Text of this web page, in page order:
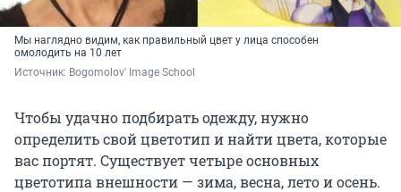
Мы наглядно видим, как правильный цвет у лица способен
омолодить на 10 лет
Источник: Bogomolov' Image School
Чтобы удачно подбирать одежду, нужно
определить свой цветотип и найти цвета, которые
вас портят. Существует четыре основных
цветотипа внешности — зима, весна, лето и осень.